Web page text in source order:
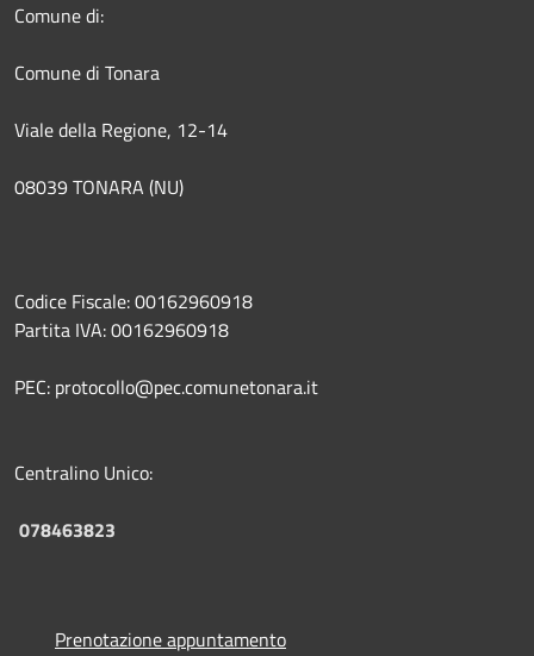
Comune di:
Comune di Tonara
Viale della Regione, 12-14
08039 TONARA (NU)
Codice Fiscale: 00162960918
Partita IVA: 00162960918
PEC: protocollo@pec.comunetonara.it
Centralino Unico:
078463823
Prenotazione appuntamento